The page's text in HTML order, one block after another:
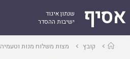
אסיף
שנתון איגוד
ישיבות ההסדר
עמודקובץ מצות משלוח מנות וטעמיה